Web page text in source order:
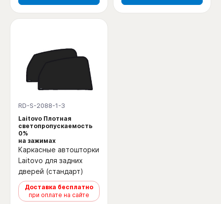
RD-S-2088-1-3
Laitovo Плотная
светопропускаемость
0%
на зажимах
Каркасные автошторки
Laitovo для задних
дверей (стандарт)
Доставка бесплатно
при оплате на сайте